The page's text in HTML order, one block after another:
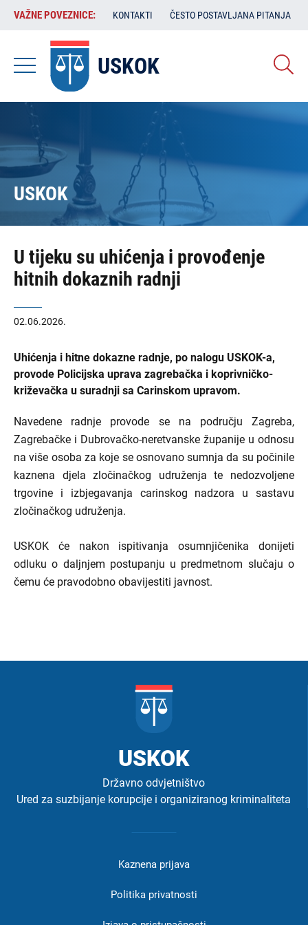
Skoči
sadržaj
VAŽNE
POVEZNICE:
VAŽNE POVEZNICE: KONTAKTI ČESTO POSTAVLJANA PITANJA
USKOK
USKOK
U tijeku su uhićenja i provođenje
hitnih dokaznih radnji
02.06.2026.
Uhićenja i hitne dokazne radnje, po nalogu USKOK-a,
provode Policijska uprava zagrebačka i koprivničko-
križevačka u suradnji sa Carinskom upravom.
Navedene radnje provode se na području Zagreba,
Zagrebačke i Dubrovačko-neretvanske županije u odnosu
na više osoba za koje se osnovano sumnja da su počinile
kaznena djela zločinačkog udruženja te nedozvoljene
trgovine i izbjegavanja carinskog nadzora u sastavu
zločinačkog udruženja.
USKOK će nakon ispitivanja osumnjičenika donijeti
odluku o daljnjem postupanju u predmetnom slučaju o
čemu će pravodobno obavijestiti javnost.
USKOK
Državno odvjetništvo
Ured za suzbijanje korupcije i organiziranog kriminaliteta
Kaznena prijava
Politika privatnosti